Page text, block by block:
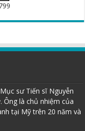
sư Tiến sĩ Nguyễn
Ông là chủ nhiệm của
tại Mỹ trên 20 năm và